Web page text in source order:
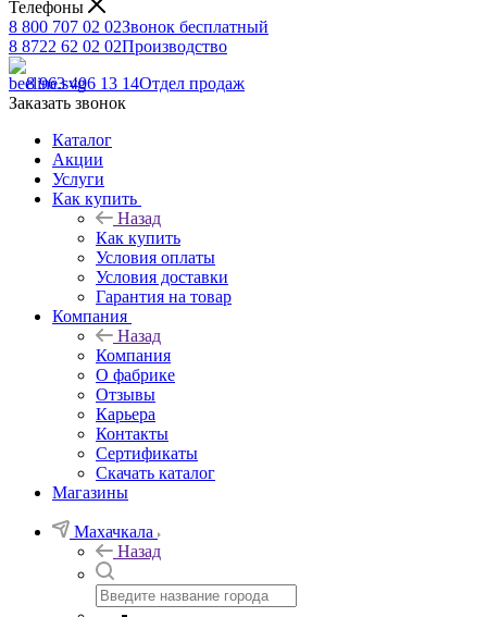
Телефоны
8 800 707 02 02Звонок бесплатный
8 8722 62 02 02Производство
8 963 406 13 14Отдел продаж
Заказать звонок
Каталог
Акции
Услуги
Как купить
Назад
Как купить
Условия оплаты
Условия доставки
Гарантия на товар
Компания
Назад
Компания
О фабрике
Отзывы
Карьера
Контакты
Сертификаты
Скачать каталог
Магазины
Махачкала
Назад